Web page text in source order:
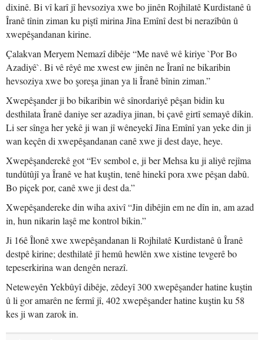
dixinê. Bi vî karî jî hevsoziya xwe bo jinên Rojhilatê Kurdistanê û
Îranê tînin ziman ku piştî mirina Jîna Emînî dest bi nerazîbûn û
xwepêşandanan kirine.
Çalakvan Meryem Nemazî dibêje “Me navê wê kiriye `Por Bo
Azadiyê`. Bi vê rêyê me xwest ew jinên ne Îranî ne bikaribin
hevsoziya xwe bo şoreşa jinan ya li Îranê bînin ziman.”
Xwepêşander ji bo bikaribin wê sînordariyê pêşan bidin ku
desthilata Îranê daniye ser azadiya jinan, bi çavê girtî semayê dikin.
Li ser sînga her yekê ji wan jî wêneyekî Jîna Emînî yan yeke din ji
wan keçên di xwepêşandanan canê xwe ji dest daye, heye.
Xwepêşanderekê got “Ev sembol e, ji ber Mehsa ku ji aliyê rejîma
tundûtûjî ya Îranê ve hat kuştin, tenê hinekî pora xwe pêşan dabû.
Bo piçek por, canê xwe ji dest da.”
Xwepêşandereke din wiha axivî “Jin dibêjin em ne dîn in, am azad
in, hun nikarin laşê me kontrol bikin.”
Ji 16ê Îlonê xwe xwepêşandanan li Rojhilatê Kurdistanê û Îranê
destpê kirine; desthilatê jî hemû hewlên xwe xistine tevgerê bo
tepeserkirina wan dengên nerazî.
Neteweyên Yekbûyî dibêje, zêdeyî 300 xwepêşander hatine kuştin
û li gor amarên ne fermî jî, 402 xwepêşander hatine kuştin ku 58
kes ji wan zarok in.